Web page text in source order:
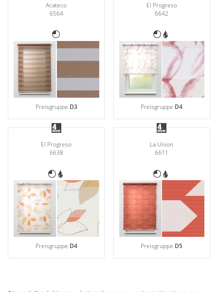
Acateco
6564
Preisgruppe D3
El Progreso
6642
Preisgruppe D4
El Progreso
6638
Preisgruppe D4
La Union
6611
Preisgruppe D5